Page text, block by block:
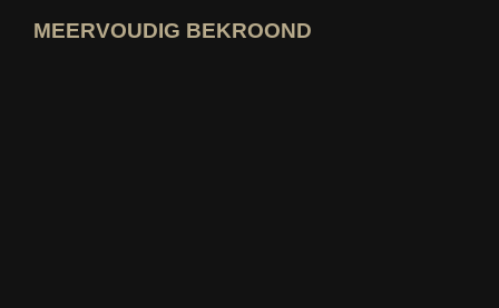
MEERVOUDIG BEKROOND